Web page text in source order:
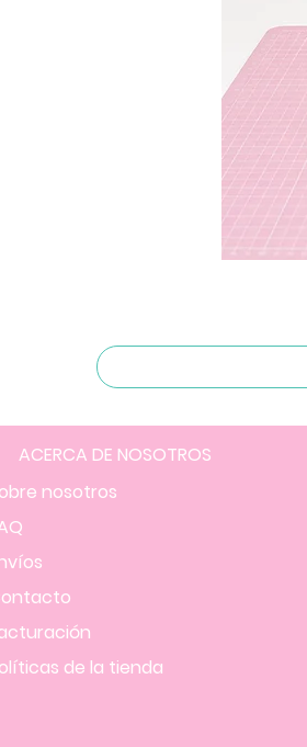
ACERCA DE NOSOTROS
nosotros
de la tienda